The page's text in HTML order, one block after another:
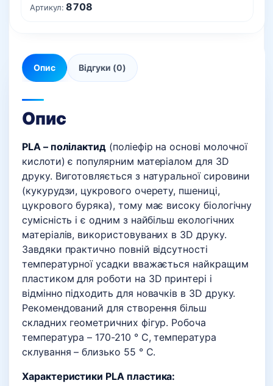
Артикул:8708
Опис Відгуки (0)
Опис
PLA – полілактид (поліефір на основі молочної
кислоти) є популярним матеріалом для 3D
друку. Виготовляється з натуральної сировини
(кукурудзи, цукрового очерету, пшениці,
цукрового буряка), тому має високу біологічну
сумісність і є одним з найбільш екологічних
матеріалів, використовуваних в 3D друку.
Завдяки практично повній відсутності
температурної усадки вважається найкращим
пластиком для роботи на 3D принтері і
відмінно підходить для новачків в 3D друку.
Рекомендований для створення більш
складних геометричних фігур. Робоча
температура – 170-210 ° C, температура
склування – близько 55 ° C.
Характеристики PLA пластика: